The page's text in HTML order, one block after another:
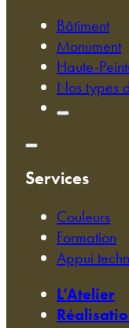
Bâtiment
Monument
Haute-
Nos types
Services
Couleurs
Formation
Appui
L'Atelier